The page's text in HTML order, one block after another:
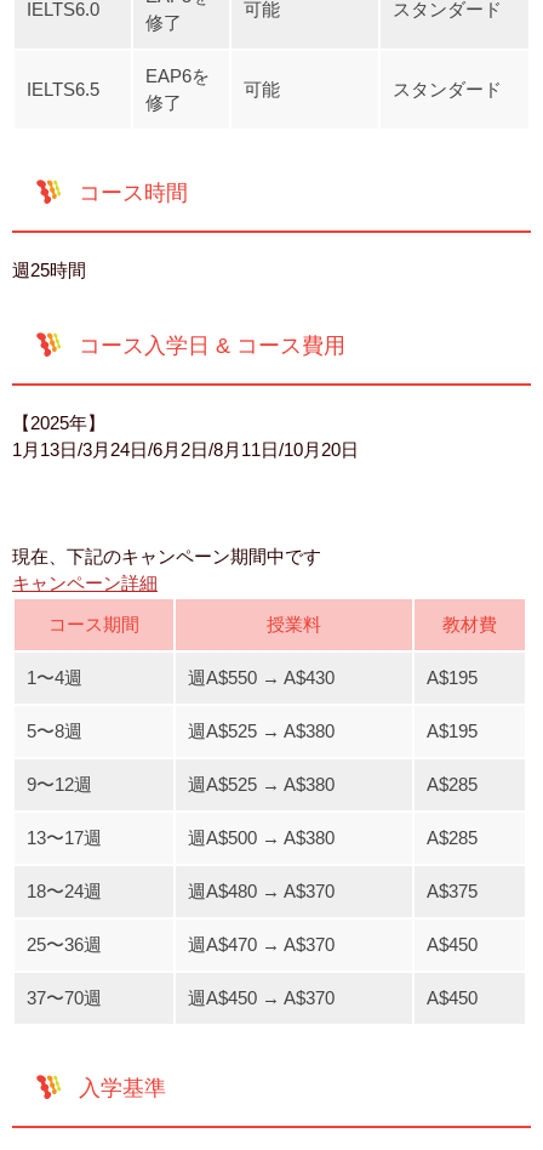
IELTS6.0
修了
可能 スタンダード
IELTS6.5
EAP6を
修了
可能 スタンダード
コース時間
週25時間
コース入学日 & コース費用
【2025年】
1月13日/3月24日/6月2日/8月11日/10月20日
現在、下記のキャンペーン期間中です
キャンペーン詳細
コース期間
授業料 教材費
1〜4週 週A$550 → A$430 A$195
5〜8週 週A$525 → A$380 A$195
9〜12週 週A$525 → A$380 A$285
13〜17週 週A$500 → A$380 A$285
18〜24週 週A$480 → A$370 A$375
25〜36週 週A$470 → A$370 A$450
37〜70週 週A$450 → A$370 A$450
入学基準